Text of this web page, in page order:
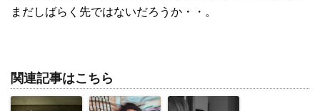
まだしばらく先ではないだろうか・・。
関連記事はこちら